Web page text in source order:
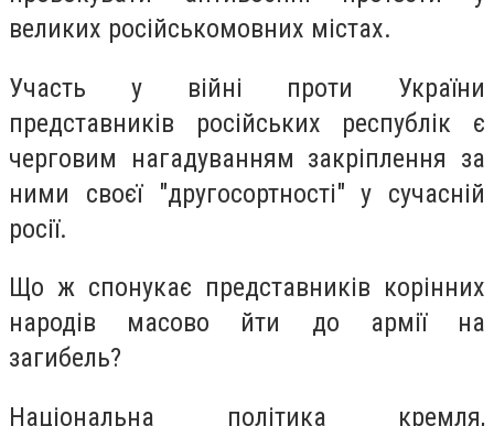
великих російськомовних містах.
Участь у війні проти України
представників російських республік є
черговим нагадуванням закріплення за
ними своєї "другосортності" у сучасній
росії.
Що ж спонукає представників корінних
народів масово йти до армії на
загибель?
Національна політика кремля,